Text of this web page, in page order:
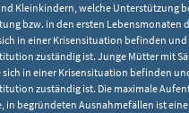
Kleinkindern, welche Unterstützung
bzw. in den ersten Lebensmonaten
in einer Krisensituation befinden
zuständig ist. Junge Mütter mit
sich in einer Krisensituation befinden
zuständig ist. Die maximale
in begründeten Ausnahmefällen ist eine